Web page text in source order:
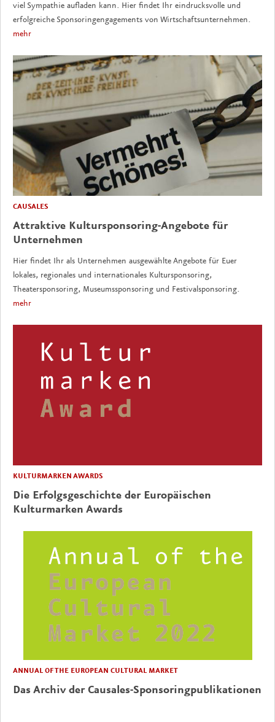
viel Sympathie aufladen kann. Hier findet Ihr eindrucksvolle und
erfolgreiche Sponsoringengagements von Wirtschaftsunternehmen.
mehr
CAUSALES
Attraktive Kultursponsoring-Angebote für
Unternehmen
Hier findet Ihr als Unternehmen ausgewählte Angebote für Euer
lokales, regionales und internationales Kultursponsoring,
Theatersponsoring, Museumssponsoring und Festivalsponsoring.
mehr
KULTURMARKEN AWARDS
Die Erfolgsgeschichte der Europäischen
Kulturmarken Awards
ANNUAL OF THE EUROPEAN CULTURAL MARKET
Das Archiv der Causales-Sponsoringpublikationen